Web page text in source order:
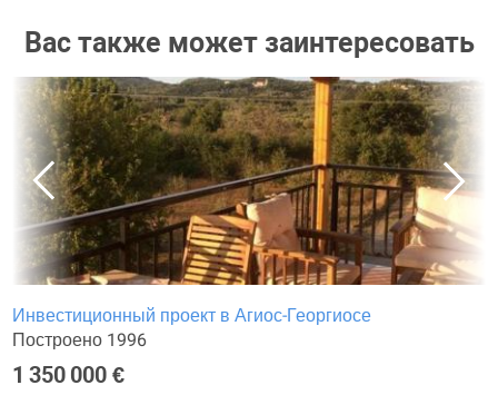
Вас также может заинтересовать
Инвестиционный проект в Агиос-Георгиосе
Построено 1996
1 350 000 €